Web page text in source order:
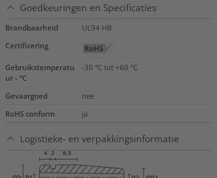
Goedkeuringen en Specificaties
Brandbaarheid
UL94 HB
Certificering
Gebruikstemperatu
ur - °C
-30 °C tot +60 °C
Gevaargoed
nee
RoHS conform
ja
Logistieke- en verpakkingsinformatie